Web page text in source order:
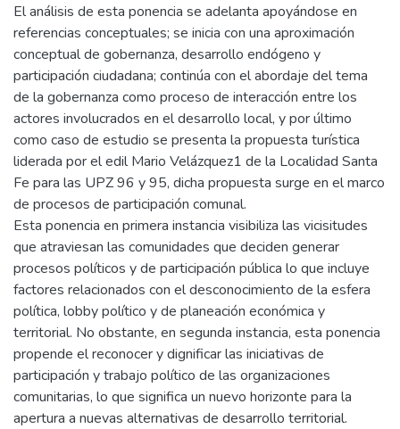
El análisis de esta ponencia se adelanta apoyándose en
referencias conceptuales; se inicia con una aproximación
conceptual de gobernanza, desarrollo endógeno y
participación ciudadana; continúa con el abordaje del tema
de la gobernanza como proceso de interacción entre los
actores involucrados en el desarrollo local, y por último
como caso de estudio se presenta la propuesta turística
liderada por el edil Mario Velázquez1 de la Localidad Santa
Fe para las UPZ 96 y 95, dicha propuesta surge en el marco
de procesos de participación comunal.
Esta ponencia en primera instancia visibiliza las vicisitudes
que atraviesan las comunidades que deciden generar
procesos políticos y de participación pública lo que incluye
factores relacionados con el desconocimiento de la esfera
política, lobby político y de planeación económica y
territorial. No obstante, en segunda instancia, esta ponencia
propende el reconocer y dignificar las iniciativas de
participación y trabajo político de las organizaciones
comunitarias, lo que significa un nuevo horizonte para la
apertura a nuevas alternativas de desarrollo territorial.